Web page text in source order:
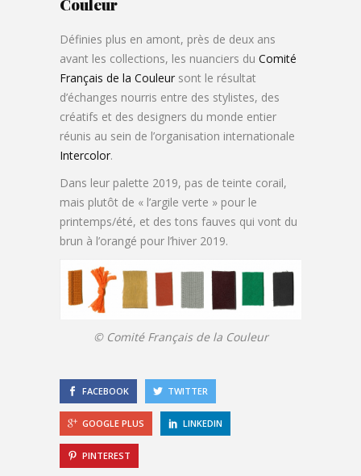
Couleur
Définies plus en amont, près de deux ans
avant les collections, les nuanciers du Comité
Français de la Couleur sont le résultat
d’échanges nourris entre des stylistes, des
créatifs et des designers du monde entier
réunis au sein de l’organisation internationale
Intercolor.
Dans leur palette 2019, pas de teinte corail,
mais plutôt de « l’argile verte » pour le
printemps/été, et des tons fauves qui vont du
brun à l’orangé pour l’hiver 2019.
© Comité Français de la Couleur
FACEBOOK TWITTER
GOOGLE PLUS LINKEDIN
PINTEREST